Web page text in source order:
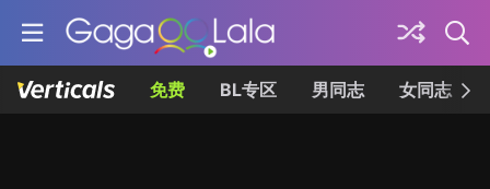
免费 BL专区 男同志 女同志